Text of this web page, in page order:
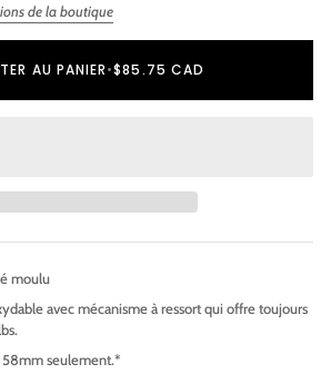
de la boutique
AU PANIER•$85.75 CAD
moulu
avec mécanisme à ressort qui offre toujours
seulement.*